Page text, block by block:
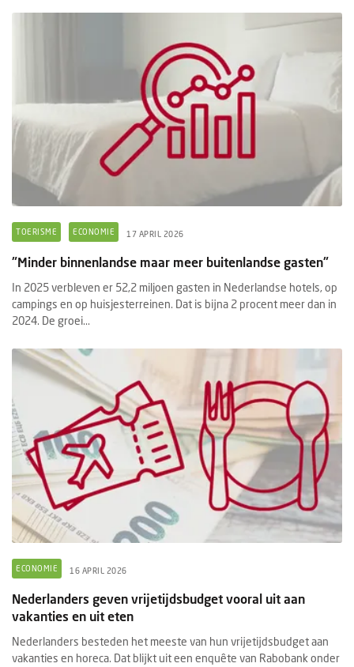
TOERISME ECONOMIE 17 APRIL 2026
"Minder binnenlandse maar meer buitenlandse gasten"
In 2025 verbleven er 52,2 miljoen gasten in Nederlandse hotels, op
campings en op huisjesterreinen. Dat is bijna 2 procent meer dan in
2024. De groei...
ECONOMIE 16 APRIL 2026
Nederlanders geven vrijetijdsbudget vooral uit aan
vakanties en uit eten
Nederlanders besteden het meeste van hun vrijetijdsbudget aan
vakanties en horeca. Dat blijkt uit een enquête van Rabobank onder